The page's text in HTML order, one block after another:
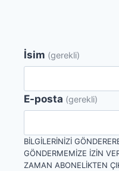
İsim (gerekli)
E-posta (gerekli)
BILGILERINIZI
GÖNDERMEMIZE IZIN
ZAMAN ABONELIKTEN